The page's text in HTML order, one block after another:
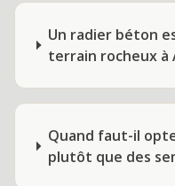
Un radier béton
terrain rocheux à
Quand faut-il
plutôt que des